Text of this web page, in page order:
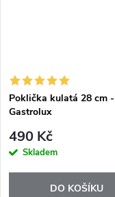
Poklička kulatá 28 cm -
Gastrolux
490 Kč
Skladem
DO KOŠÍKU